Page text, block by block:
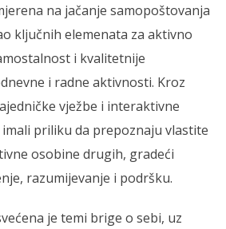
na jačanje samopoštovanja
ključnih elemenata za aktivno
i kvalitetnije
i radne aktivnosti. Kroz
vježbe i interaktivne
imali priliku da prepoznaju vlastite
osobine drugih, gradeći
razumijevanje i podršku.
je temi brige o sebi, uz